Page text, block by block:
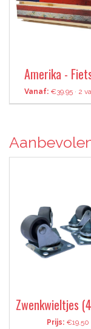
Amerika -
Vanaf: €39.95 · 2
Prijs: €19.50